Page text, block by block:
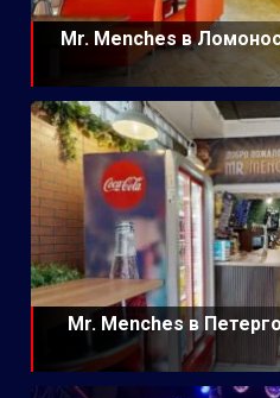
Mr. Menches в
Mr. Menches в